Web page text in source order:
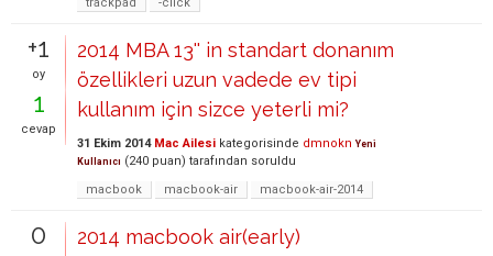
trackpad
-click
+1
oy
1
cevap
2014 MBA 13'' in standart donanım
özellikleri uzun vadede ev tipi
kullanım için sizce yeterli mi?
31 Ekim 2014 Mac Ailesi kategorisinde dmnokn Yeni
Kullanıcı (240 puan) tarafından soruldu
macbook
macbook-air macbook-air-2014
0
2014 macbook air(early)